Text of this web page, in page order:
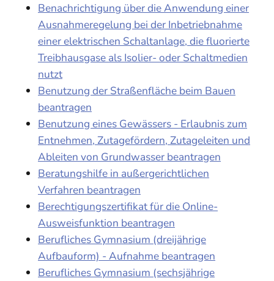
Benachrichtigung über die Anwendung einer
Ausnahmeregelung bei der Inbetriebnahme
einer elektrischen Schaltanlage, die fluorierte
Treibhausgase als Isolier- oder Schaltmedien
nutzt
Benutzung der Straßenfläche beim Bauen
beantragen
Benutzung eines Gewässers - Erlaubnis zum
Entnehmen, Zutagefördern, Zutageleiten und
Ableiten von Grundwasser beantragen
Beratungshilfe in außergerichtlichen
Verfahren beantragen
Berechtigungszertifikat für die Online-
Ausweisfunktion beantragen
Berufliches Gymnasium (dreijährige
Aufbauform) - Aufnahme beantragen
Berufliches Gymnasium (sechsjährige